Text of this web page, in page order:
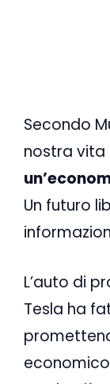
Secondo
nostra vita
Un futuro
L’auto di
Tesla ha